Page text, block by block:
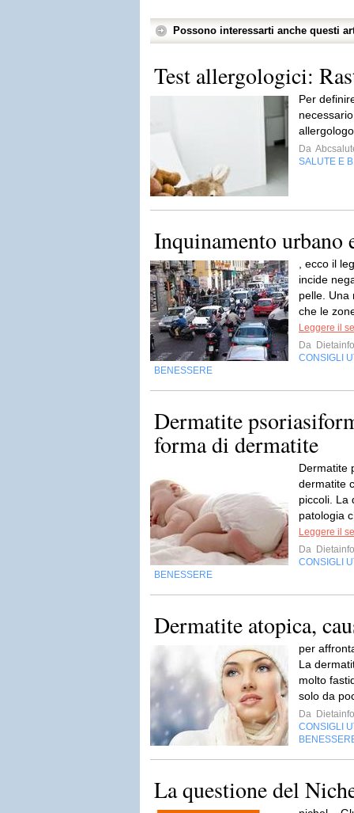
Possono interessarti anche questi
Test allergologici:
Per
Da
SALUTE E
Inquinamento urbano
, ecco il
incide
pelle. Una
che le
Leggere il
Da
CONSIGLI
BENESSERE
Dermatite
forma di dermatite
Dermatite
dermatite
piccoli. La
patologia
Leggere il
Da
CONSIGLI
BENESSERE
Dermatite atopica,
per
La
molto
solo da
Da
CONSIGLI
La questione del